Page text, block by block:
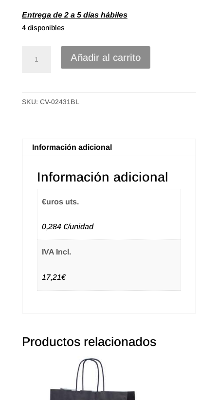
Entrega de 2 a 5 días hábiles
4 disponibles
asa
rizada
Color
Blanca
(50u.)
cantidad
Añadir al carrito
SKU: CV-02431BL
Información adicional
Información adicional
€uros uts.
0,284 €/unidad
IVA Incl.
17,21€
Productos relacionados